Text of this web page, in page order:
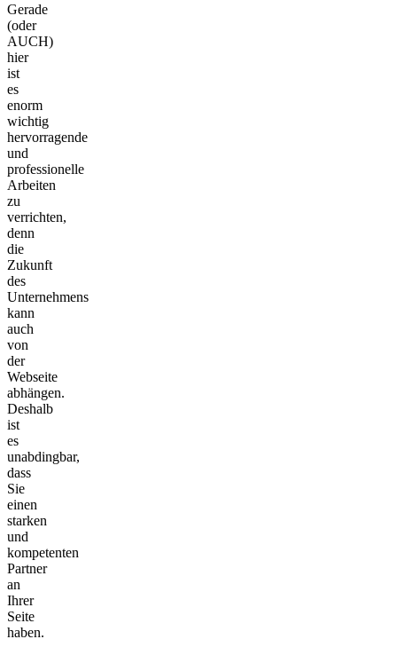
Gerade
(oder
AUCH)
hier
ist
es
enorm
wichtig
hervorragende
und
professionelle
Arbeiten
zu
verrichten,
denn
die
Zukunft
des
Unternehmens
kann
auch
von
der
Webseite
abhängen.
Deshalb
ist
es
unabdingbar,
dass
Sie
einen
starken
und
kompetenten
Partner
an
Ihrer
Seite
haben.